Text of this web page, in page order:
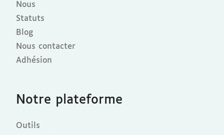
Nous
Statuts
Blog
Nous contacter
Adhésion
Notre plateforme
Outils